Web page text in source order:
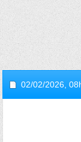
02/02/2026,